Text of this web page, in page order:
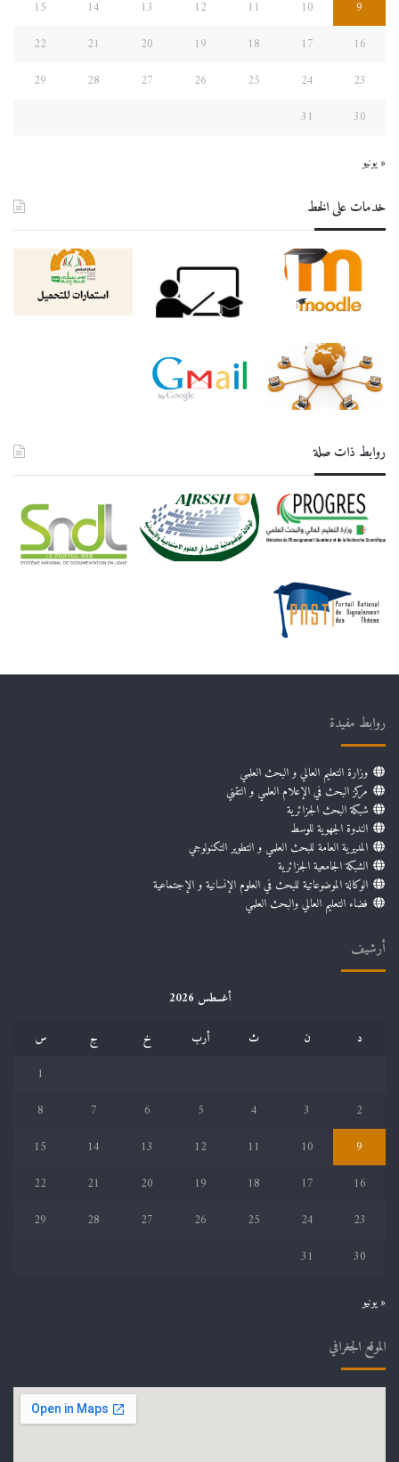
9
10
11
12
13
14
15
16
17
18
19
20
21
22
23
24
25
26
27
28
29
30
31
« يونيو
خدمات على الخط
روابط ذات صلة
روابط مفيدة
وزارة التعليم العالي و البحث العلمي
مركز البحث في الإعلام العلمي و التقني
شبكة البحث الجزائرية
الندوة الجهوية للوسط
المديرية العامة للبحث العلمي و التطوير التكنولوجي
الشبكة الجامعية الجزائرية
الوكالة الموضوعاتية للبحث في العلوم الإنسانية و الإجتماعية
فضاء التعليم العالي والبحث العلمي
أرشيف
أغسطس 2026
د
ن ث أرب خ ج
س
1
2
3
4
5
6
7
8
9
10
11
12
13
14
15
16
17
18
19
20
21
22
23
24
25
26
27
28
29
30
31
« يونيو
الموقع الجغرافي